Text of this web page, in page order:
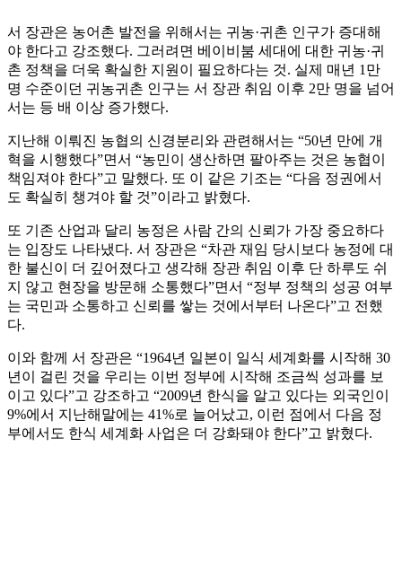
서 장관은 농어촌 발전을 위해서는 귀농·귀촌 인구가 증대해
야 한다고 강조했다. 그러려면 베이비붐 세대에 대한 귀농·귀
촌 정책을 더욱 확실한 지원이 필요하다는 것. 실제 매년 1만
명 수준이던 귀농귀촌 인구는 서 장관 취임 이후 2만 명을 넘어
서는 등 배 이상 증가했다.
지난해 이뤄진 농협의 신경분리와 관련해서는 “50년 만에 개
혁을 시행했다”면서 “농민이 생산하면 팔아주는 것은 농협이
책임져야 한다”고 말했다. 또 이 같은 기조는 “다음 정권에서
도 확실히 챙겨야 할 것”이라고 밝혔다.
또 기존 산업과 달리 농정은 사람 간의 신뢰가 가장 중요하다
는 입장도 나타냈다. 서 장관은 “차관 재임 당시보다 농정에 대
한 불신이 더 깊어졌다고 생각해 장관 취임 이후 단 하루도 쉬
지 않고 현장을 방문해 소통했다”면서 “정부 정책의 성공 여부
는 국민과 소통하고 신뢰를 쌓는 것에서부터 나온다”고 전했
다.
이와 함께 서 장관은 “1964년 일본이 일식 세계화를 시작해 30
년이 걸린 것을 우리는 이번 정부에 시작해 조금씩 성과를 보
이고 있다”고 강조하고 “2009년 한식을 알고 있다는 외국인이
9%에서 지난해말에는 41%로 늘어났고, 이런 점에서 다음 정
부에서도 한식 세계화 사업은 더 강화돼야 한다”고 밝혔다.